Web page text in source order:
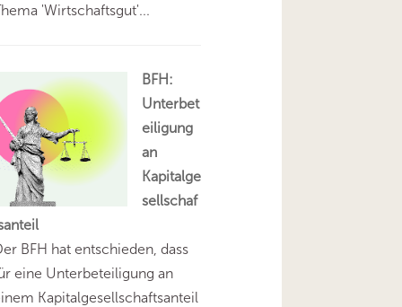
'Wirtschaftsgut'...
BFH:
Unterbet
eiligung
an
Kapitalge
sellschaf
BFH hat entschieden, dass
eine Unterbeteiligung an
Kapitalgesellschaftsanteil